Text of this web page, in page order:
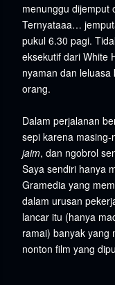
menunggu dijemput
Ternyataaa…
pukul 6.30 pagi.
eksekutif dari White
nyaman dan
orang.
Dalam perjalanan
sepi karena
jaim, dan ngobrol
Saya sendiri hanya
Gramedia yang
dalam urusan
lancar itu (hanya
ramai) banyak yang
nonton film yang